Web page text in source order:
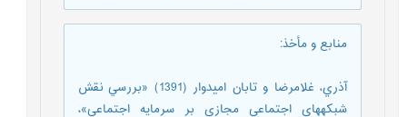
منابع و مأخذ:
آذري، غلامرضا و تابان امیدوار (1391) «بررسي نقش
شبكههاي اجتماعي مجازي بر سرمايه اجتماعي»،